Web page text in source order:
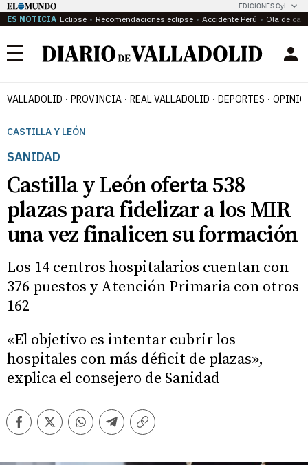
EDICIONES CyL
ES NOTICIA Eclipse Recomendaciones eclipse Accidente Perú Ola de
Menú
VALLADOLID PROVINCIA REAL VALLADOLID DEPORTES
CASTILLA Y LEÓN
SANIDAD
Castilla y León oferta 538
plazas para fidelizar a los MIR
una vez finalicen su formación
Los 14 centros hospitalarios cuentan con
376 puestos y Atención Primaria con otros
162
«El objetivo es intentar cubrir los
hospitales con más déficit de plazas»,
explica el consejero de Sanidad
FacebookTwitterWhatsappTelegramCopiar